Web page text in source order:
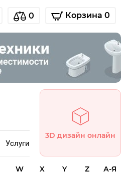
0 Корзина 0
Услуги
3D дизайн онлайн
W X Y Z А-Я